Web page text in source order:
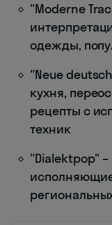
"Moderne
одежды,
"Neue
кухня,
рецепты с
техник
"Dialektpop"